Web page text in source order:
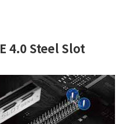
4.0 Steel Slot